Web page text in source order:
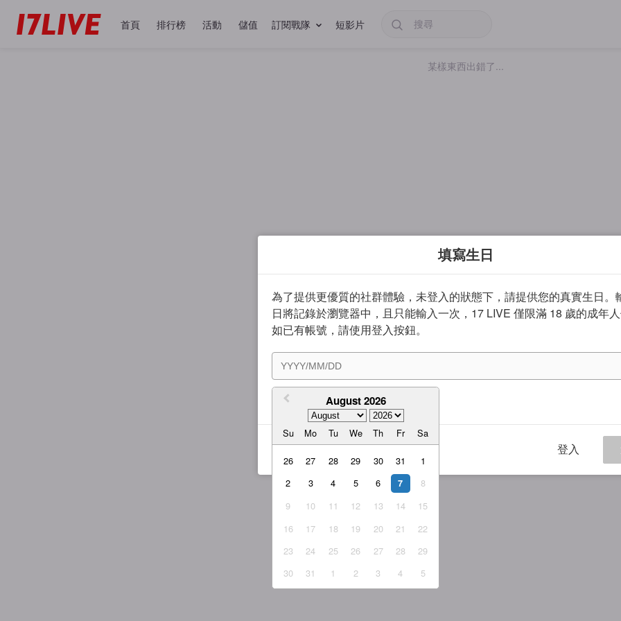
首頁 排行榜 活動 儲值 訂閱戰隊 短影片
某樣東西出錯了...
填寫生日
為了提供更優質的社群體驗，未登入的狀態下，請提供您的真實生日。
日將記錄於瀏覽器中，且只能輸入一次，17 LIVE 僅限滿 18 歲的成年人
如已有帳號，請使用登入按鈕。
August 2026
Su Mo Tu We Th Fr Sa
26 27 28 29 30 31
1
2
3 4 5 6 7
8
9
10 11 12 13 14
15
16
17 18 19 20 21
22
23
24 25 26 27 28
29
30
31 1 2 3 4 5
我同意 服務條款與隱私權政策
登入